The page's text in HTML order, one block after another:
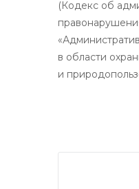
(Кодекс об
в области
и